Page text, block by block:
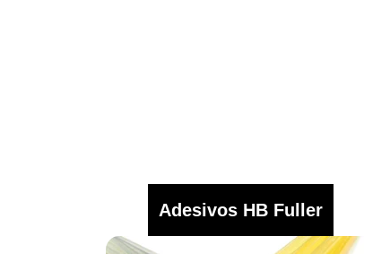
Adesivos HB Fuller